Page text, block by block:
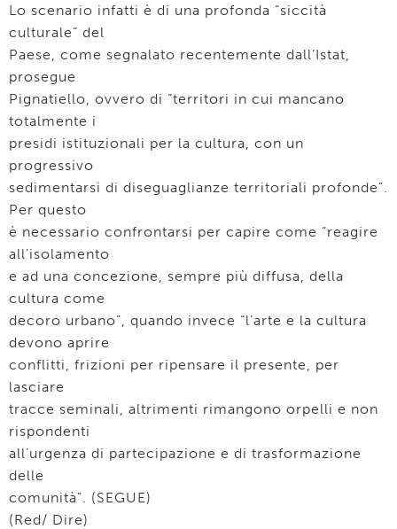
Lo scenario infatti è di una profonda “siccità
culturale” del
Paese, come segnalato recentemente dall’Istat,
prosegue
Pignatiello, ovvero di “territori in cui mancano
totalmente i
presidi istituzionali per la cultura, con un
progressivo
sedimentarsi di diseguaglianze territoriali profonde”.
Per questo
è necessario confrontarsi per capire come “reagire
all’isolamento
e ad una concezione, sempre più diffusa, della
cultura come
decoro urbano”, quando invece “l’arte e la cultura
devono aprire
conflitti, frizioni per ripensare il presente, per
lasciare
tracce seminali, altrimenti rimangono orpelli e non
rispondenti
all’urgenza di partecipazione e di trasformazione
delle
comunità”. (SEGUE)
(Red/ Dire)